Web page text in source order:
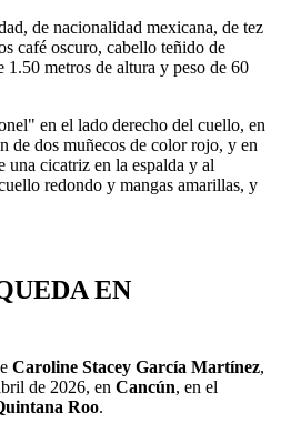
de nacionalidad mexicana, de tez
café oscuro, cabello teñido de
metros de altura y peso de 60
en el lado derecho del cuello, en
de dos muñecos de color rojo, y en
una cicatriz en la espalda y al
redondo y mangas amarillas, y
EN
Caroline Stacey García Martínez,
de 2026, en Cancún, en el
Roo.